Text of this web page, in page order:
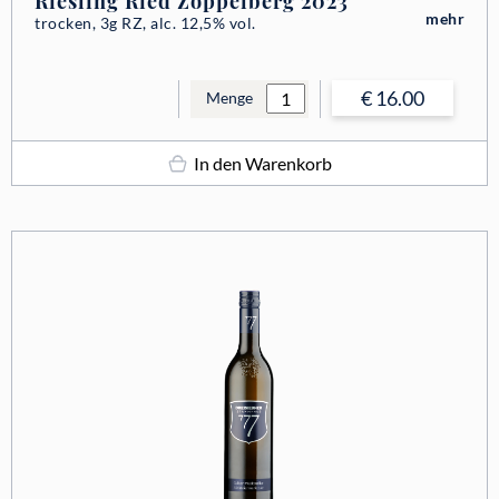
trocken, 3g RZ, alc. 12,5% vol. mehr
Menge € 16.00
In den Warenkorb